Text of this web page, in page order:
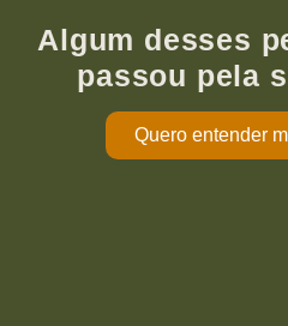
Algum desses
passou pela
Quero entender